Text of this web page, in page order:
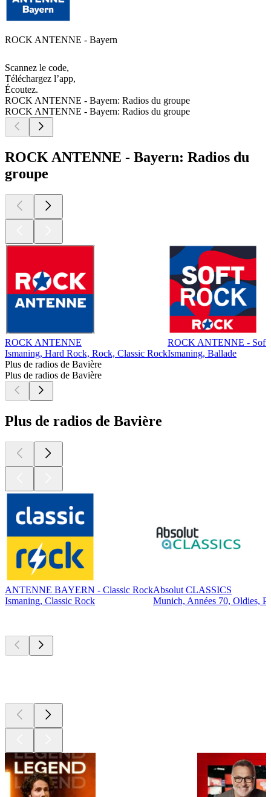
ROCK ANTENNE - Bayern
Scannez le code,
Téléchargez l’app,
Écoutez.
ROCK ANTENNE - Bayern: Radios du groupe
ROCK ANTENNE - Bayern: Radios du groupe
ROCK ANTENNE - Bayern: Radios du
groupe
ROCK ANTENNE
Ismaning, Hard Rock, Rock, Classic Rock
ROCK ANTENNE - Soft
Ismaning, Ballade
Plus de radios de Bavière
Plus de radios de Bavière
Plus de radios de Bavière
ANTENNE BAYERN - Classic Rock
Ismaning, Classic Rock
Absolut CLASSICS
Munich, Années 70, Oldies,